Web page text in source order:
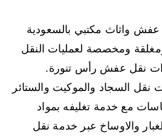
عفش واثاث مكتبي بالسعودية
ومخصصة لعمليات النقل
نقل عفش رأس تنورة.
نقل السجاد والموكيت والستائر
مع خدمة تغليفه بمواد
والاوساخ عبر خدمة نقل